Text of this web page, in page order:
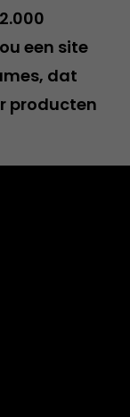
een site
dat
producten